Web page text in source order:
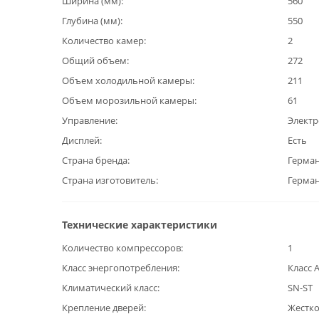
Глубина (мм)
550
Количество камер
2
Общий объем
272
Объем холодильной камеры
211
Объем морозильной камеры
61
Управление
Дисплей
Есть
Страна бренда
Страна изготовитель
Технические характеристики
Количество компрессоров
1
Класс энергопотребления
Класс
Климатический класс
SN-ST
Крепление дверей